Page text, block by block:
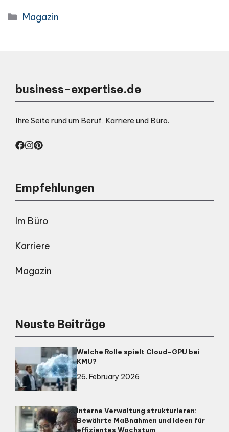
Categories
Magazin
business-expertise.de
Ihre Seite rund um Beruf, Karriere und Büro.
Empfehlungen
Im Büro
Karriere
Magazin
Neuste Beiträge
Welche Rolle spielt Cloud-GPU bei
KMU?
26. February 2026
Interne Verwaltung strukturieren:
Bewährte Maßnahmen und Ideen für
effizientes Wachstum